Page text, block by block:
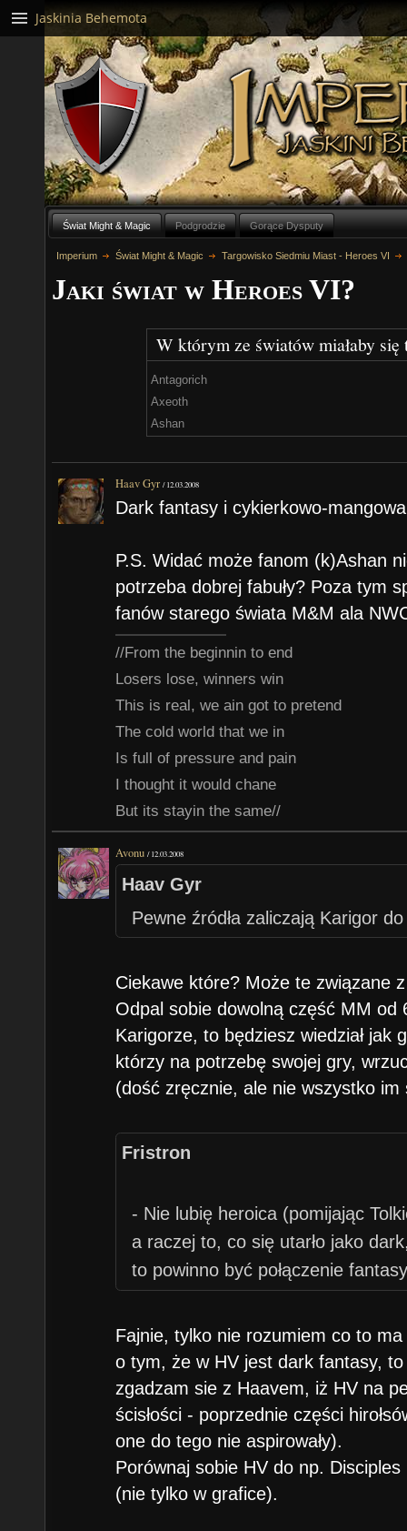
Świat Might & Magic Podgrodzie Gorące Dysputy
Imperium Świat Might & Magic Targowisko Siedmiu Miast - Heroes VI
Jaki świat w Heroes VI?
W którym ze światów miałaby
Antagorich
Axeoth
Ashan
Haav Gyr /12.03.2008
Dark fantasy i cykierkowo-
P.S. Widać może fanom (k)Ashan
potrzeba dobrej fabuły? Poza tym
fanów starego świata M&M ala
//From the beginnin to end
Losers lose, winners win
This is real, we ain got to pretend
The cold world that we in
Is full of pressure and pain
I thought it would chane
But its stayin the same//
Avonu /12.03.2008
Haav Gyr
Pewne źródła zaliczają Karigor
Ciekawe które? Może te związane
Odpal sobie dowolną część MM od
Karigorze, to będziesz wiedział jak
którzy na potrzebę swojej gry,
(dość zręcznie, ale nie wszystko im
Fristron
- Nie lubię heroica (pomijając
a raczej to, co się utarło jako
to powinno być połączenie
Fajnie, tylko nie rozumiem co to
o tym, że w HV jest dark fantasy,
zgadzam sie z Haavem, iż HV na
ścisłości - poprzednie części
one do tego nie aspirowały).
Porównaj sobie HV do np.
(nie tylko w grafice).
Jaskinia Behemota